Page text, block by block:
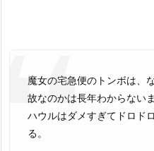
魔女の宅急便のトンボは、
故なのかは長年わからない
ハウルはダメすぎてドロド
る。